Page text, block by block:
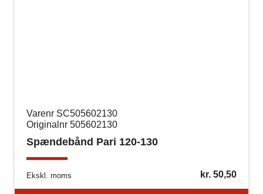
Varenr SC505602130
Originalnr 505602130
Spændebånd Pari 120-130
Ekskl. moms kr.50,50